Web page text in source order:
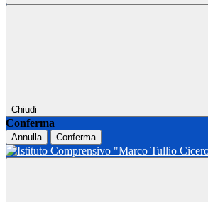
Chiudi
Conferma
Annulla Conferma